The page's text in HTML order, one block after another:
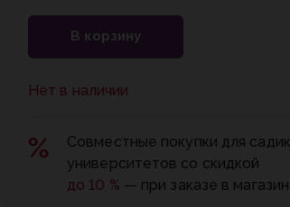
В корзину
Нет в наличии
Совместные покупки для
университетов со скидкой
до 10 % — при заказе в